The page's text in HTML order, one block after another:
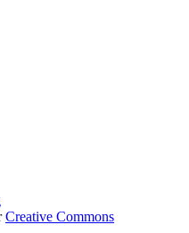
Creative Commons